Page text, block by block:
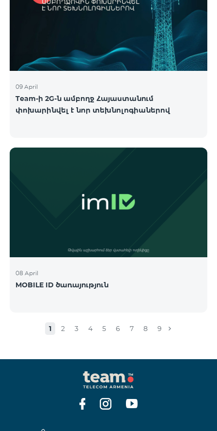
09 April
Team-ի 2G-ն ամբողջ Հայաստանում
փոխարինվել է նոր տեխնոլոգիաներով
08 April
MOBILE ID ծառայություն
1 2 3 4 5 6 7 8 9